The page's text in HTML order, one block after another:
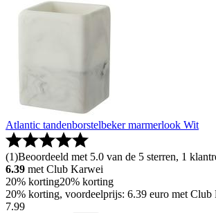
Atlantic tandenborstelbeker marmerlook Wit
(1)Beoordeeld met 5.0 van de 5 sterren, 1
6.39 met Club Karwei
20% korting20% korting
20% korting, voordeelprijs: 6.39 euro met Club
7.99